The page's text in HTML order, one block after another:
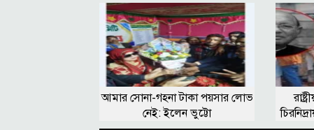
আমার সোনা-গহনা টাকা পয়সার লোভ
নেই: ইলেন ভুট্টো